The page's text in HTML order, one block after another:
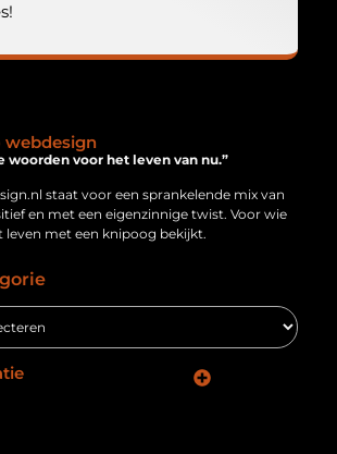
webdesign
woorden voor het leven van nu.”
staat voor een sprankelende mix van
en met een eigenzinnige twist. Voor wie
leven met een knipoog bekijkt.